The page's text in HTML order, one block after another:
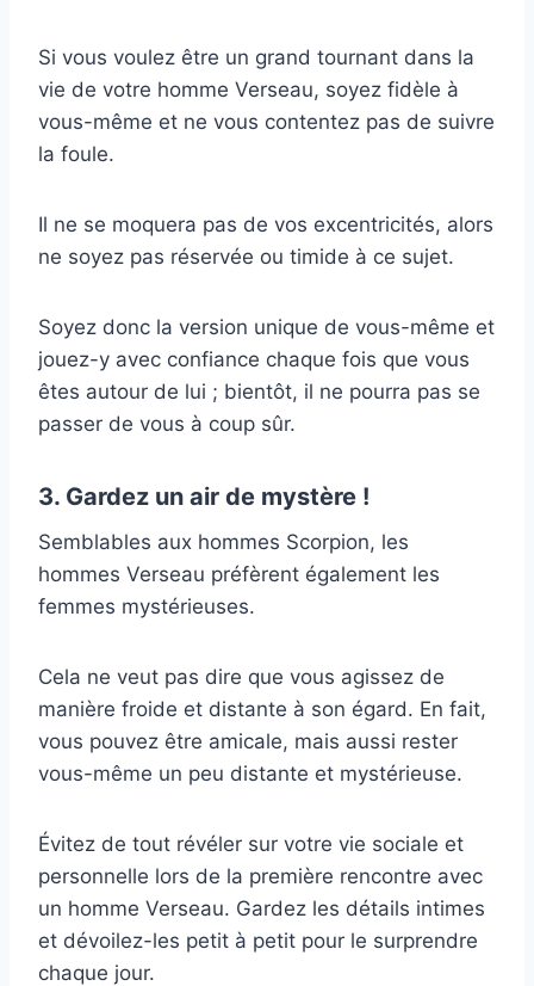
Si vous voulez être un grand tournant dans la
vie de votre homme Verseau, soyez fidèle à
vous-même et ne vous contentez pas de suivre
la foule.
Il ne se moquera pas de vos excentricités, alors
ne soyez pas réservée ou timide à ce sujet.
Soyez donc la version unique de vous-même et
jouez-y avec confiance chaque fois que vous
êtes autour de lui ; bientôt, il ne pourra pas se
passer de vous à coup sûr.
3. Gardez un air de mystère !
Semblables aux hommes Scorpion, les
hommes Verseau préfèrent également les
femmes mystérieuses.
Cela ne veut pas dire que vous agissez de
manière froide et distante à son égard. En fait,
vous pouvez être amicale, mais aussi rester
vous-même un peu distante et mystérieuse.
Évitez de tout révéler sur votre vie sociale et
personnelle lors de la première rencontre avec
un homme Verseau. Gardez les détails intimes
et dévoilez-les petit à petit pour le surprendre
chaque jour.